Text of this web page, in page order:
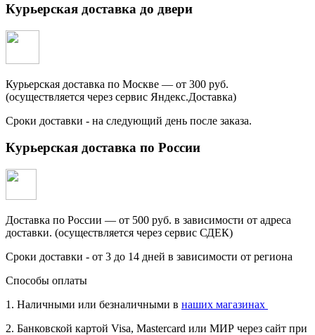
Курьерская доставка до двери
Курьерская доставка по Москве — от 300 руб.
(осуществляется через сервис Яндекс.Доставка)
Сроки доставки - на следующий день после заказа.
Курьерская доставка по России
Доставка по России — от 500 руб. в зависимости от адреса
доставки. (осуществляется через сервис СДЕК)
Сроки доставки - от 3 до 14 дней в зависимости от региона
Способы оплаты
1. Наличными или безналичными в наших магазинах
2. Банковской картой Visa, Mastercard или МИР через сайт при